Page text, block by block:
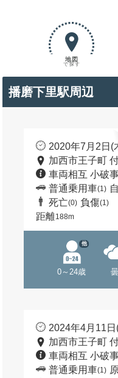
地図
で探す
播磨下里駅周辺
2020年7月2日(
加西市王子町
車両相互 小破
普通乗用車(1)
死亡(0) 負傷(1)
距離188m
0～24歳
他
曇
2024年4月11
加西市王子町
車両相互 小破
普通乗用車(1)